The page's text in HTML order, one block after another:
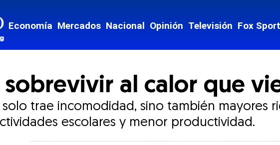
Economía Mercados Nacional Opinión Televisión Fox
sobrevivir al calor que
trae incomodidad, sino también mayores
escolares y menor productividad.